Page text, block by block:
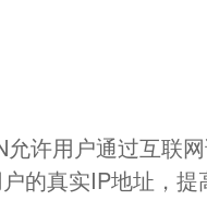
允许用户通过互联
的真实IP地址，提